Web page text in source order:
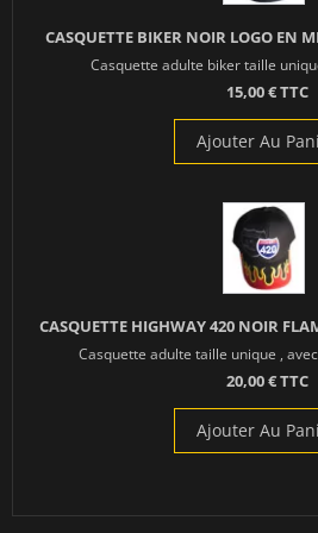
CASQUETTE BIKER NOIR LOGO EN
Casquette adulte biker taille
15,00 € TTC
Ajouter Au
CASQUETTE HIGHWAY 420 NOIR
Casquette adulte taille unique ,
20,00 € TTC
Ajouter Au